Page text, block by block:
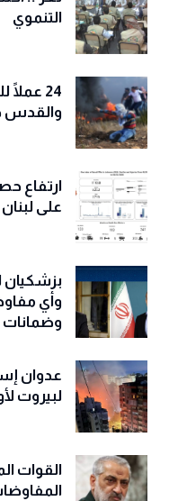
التنموي
24
والقدس خلال
ارتفاع
على لبنان إلى 2715 شهيداً
بزشكيان
وأي
وضمانات
عدوان
لبيروت
القوات